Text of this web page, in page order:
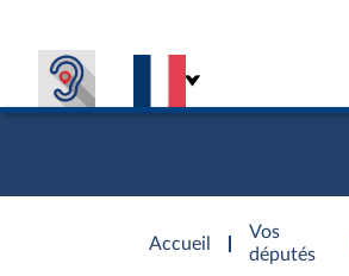
Accueil
d'accueil
Vos
députés